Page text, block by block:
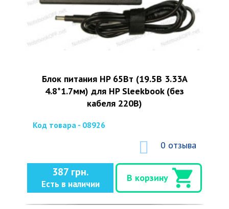
Блок питания HP 65Вт (19.5В 3.33А
4.8*1.7мм) для HP Sleekbook (без
кабеля 220В)
Код товара - 08926
0 отзыва
387 грн.
Есть в наличии
В корзину